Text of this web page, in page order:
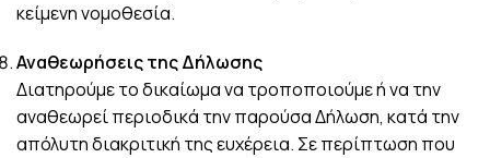
κείμενη νομοθεσία.
Αναθεωρήσεις της Δήλωσης
Διατηρούμε το δικαίωμα να τροποποιούμε ή να την
αναθεωρεί περιοδικά την παρούσα Δήλωση, κατά την
απόλυτη διακριτική της ευχέρεια. Σε περίπτωση που